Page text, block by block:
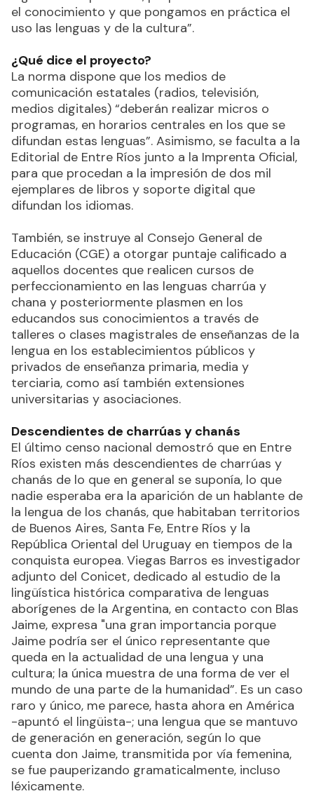
el conocimiento y que pongamos en práctica el
uso las lenguas y de la cultura”.
¿Qué dice el proyecto?
La norma dispone que los medios de
comunicación estatales (radios, televisión,
medios digitales) “deberán realizar micros o
programas, en horarios centrales en los que se
difundan estas lenguas”. Asimismo, se faculta a la
Editorial de Entre Ríos junto a la Imprenta Oficial,
para que procedan a la impresión de dos mil
ejemplares de libros y soporte digital que
difundan los idiomas.
También, se instruye al Consejo General de
Educación (CGE) a otorgar puntaje calificado a
aquellos docentes que realicen cursos de
perfeccionamiento en las lenguas charrúa y
chana y posteriormente plasmen en los
educandos sus conocimientos a través de
talleres o clases magistrales de enseñanzas de la
lengua en los establecimientos públicos y
privados de enseñanza primaria, media y
terciaria, como así también extensiones
universitarias y asociaciones.
Descendientes de charrúas y chanás
El último censo nacional demostró que en Entre
Ríos existen más descendientes de charrúas y
chanás de lo que en general se suponía, lo que
nadie esperaba era la aparición de un hablante de
la lengua de los chanás, que habitaban territorios
de Buenos Aires, Santa Fe, Entre Ríos y la
República Oriental del Uruguay en tiempos de la
conquista europea. Viegas Barros es investigador
adjunto del Conicet, dedicado al estudio de la
lingüística histórica comparativa de lenguas
aborígenes de la Argentina, en contacto con Blas
Jaime, expresa "una gran importancia porque
Jaime podría ser el único representante que
queda en la actualidad de una lengua y una
cultura; la única muestra de una forma de ver el
mundo de una parte de la humanidad”. Es un caso
raro y único, me parece, hasta ahora en América
-apuntó el lingüista-; una lengua que se mantuvo
de generación en generación, según lo que
cuenta don Jaime, transmitida por vía femenina,
se fue pauperizando gramaticalmente, incluso
léxicamente.